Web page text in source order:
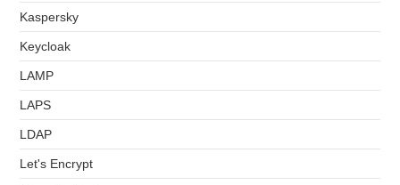
Kaspersky
Keycloak
LAMP
LAPS
LDAP
Let's Encrypt